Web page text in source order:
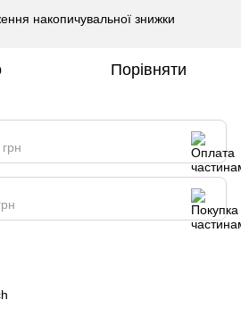
накопичувальної знижки
Порівняти